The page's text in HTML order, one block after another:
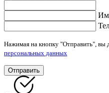
Нажимая на кнопку "Отправить", вы
персональных данных
Отправить